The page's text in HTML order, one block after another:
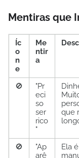
Mentiras que
Íc
o
n
e
Me
ntir
a
🚫
"Pr
eci
so
ser
rico
"
que
🚫
"Ap
arê
Ela